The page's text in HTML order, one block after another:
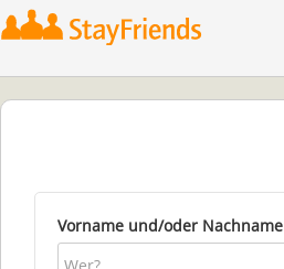
Vorname und/oder Nachname